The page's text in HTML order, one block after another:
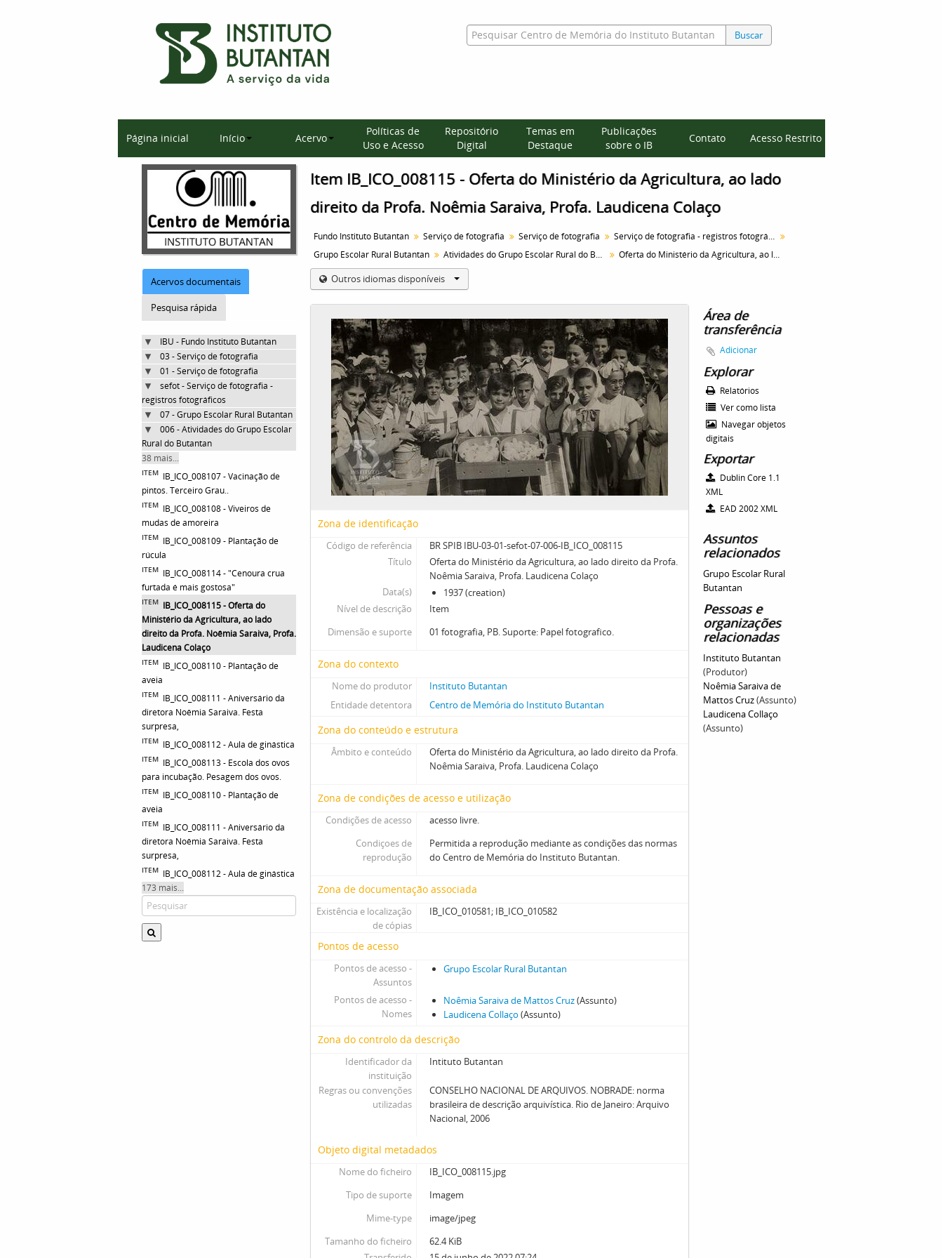
Buscar
Página inicial Início Acervo
Políticas de
Uso e Acesso
Repositório
Digital
Temas em
Destaque
Publicações
sobre o IB
Contato Acesso Restrito
Acervos documentais
Pesquisa rápida
IBU - Fundo Instituto Butantan
03 - Serviço de fotografia
01 - Serviço de fotografia
sefot - Serviço de fotografia -
registros fotográficos
07 - Grupo Escolar Rural Butantan
006 - Atividades do Grupo Escolar
Rural do Butantan
38 mais...
ITEM IB_ICO_008107 - Vacinação de
pintos. Terceiro Grau..
ITEM IB_ICO_008108 - Viveiros de
mudas de amoreira
ITEM IB_ICO_008109 - Plantação de
rúcula
ITEM IB_ICO_008114 - "Cenoura crua
furtada é mais gostosa"
ITEM IB_ICO_008115 - Oferta do
Ministério da Agricultura, ao lado
direito da Profa. Noêmia Saraiva, Profa.
Laudicena Colaço
ITEM IB_ICO_008110 - Plantação de
aveia
ITEM IB_ICO_008111 - Aniversário da
diretora Noêmia Saraiva. Festa
surpresa,
ITEM IB_ICO_008112 - Aula de ginástica
ITEM IB_ICO_008113 - Escola dos ovos
para incubação. Pesagem dos ovos.
ITEM IB_ICO_008110 - Plantação de
aveia
ITEM IB_ICO_008111 - Aniversário da
diretora Noêmia Saraiva. Festa
surpresa,
ITEM IB_ICO_008112 - Aula de ginástica
173 mais...
Item IB_ICO_008115 - Oferta do Ministério da Agricultura, ao lado
direito da Profa. Noêmia Saraiva, Profa. Laudicena Colaço
Fundo Instituto Butantan Serviço de fotografia Serviço de fotografia
Serviço de fotografia - registros fotográficos
Grupo Escolar Rural Butantan
Atividades do Grupo Escolar Rural do Butantan Oferta do Ministério da Agricultura, ao lado direito da Profa. Noêmia Saraiva, Profa. Laudicena Colaço
Outros idiomas disponíveis
Zona de identificação
Código de referência
BR SPIB IBU-03-01-sefot-07-006-IB_ICO_008115
Título
Oferta do Ministério da Agricultura, ao lado direito da Profa.
Noêmia Saraiva, Profa. Laudicena Colaço
Data(s)
1937 (creation)
Nível de descrição
Item
Dimensão e suporte
01 fotografia, PB. Suporte: Papel fotografico.
Zona do contexto
Nome do produtor
Instituto Butantan
Entidade detentora
Centro de Memória do Instituto Butantan
Zona do conteúdo e estrutura
Âmbito e conteúdo
Oferta do Ministério da Agricultura, ao lado direito da Profa.
Noêmia Saraiva, Profa. Laudicena Colaço
Zona de condições de acesso e utilização
Condições de acesso
acesso livre.
Condiçoes de
reprodução
Permitida a reprodução mediante as condições das normas
do Centro de Memória do Instituto Butantan.
Zona de documentação associada
Existência e localização
de cópias
IB_ICO_010581; IB_ICO_010582
Pontos de acesso
Pontos de acesso -
Assuntos
Grupo Escolar Rural Butantan
Pontos de acesso -
Nomes
Noêmia Saraiva de Mattos Cruz(Assunto)
Laudicena Collaço (Assunto)
Zona do controlo da descrição
Identificador da
instituição
Intituto Butantan
Regras ou convenções
utilizadas
CONSELHO NACIONAL DE ARQUIVOS. NOBRADE: norma
brasileira de descrição arquivística. Rio de Janeiro: Arquivo
Nacional, 2006
Objeto digital metadados
Nome do ficheiro
IB_ICO_008115.jpg
Tipo de suporte
Imagem
Mime-type
image/jpeg
Tamanho do ficheiro
62.4 KiB
Área de
transferência
Adicionar
Explorar
Relatórios
Ver como lista
Navegar objetos
digitais
Exportar
Dublin Core 1.1
XML
EAD 2002 XML
Assuntos
relacionados
Grupo Escolar Rural
Butantan
Pessoas e
organizações
relacionadas
Instituto Butantan
(Produtor)
Noêmia Saraiva de
Mattos Cruz(Assunto)
Laudicena Collaço
(Assunto)